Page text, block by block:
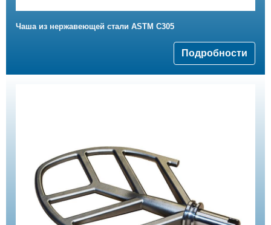
Чаша из нержавеющей стали ASTM C305
Подробности